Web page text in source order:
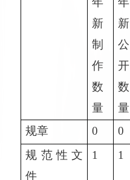
新
制
作
数
量
新
公
开
数
量
规章 0 0
规范性文
件
1 1